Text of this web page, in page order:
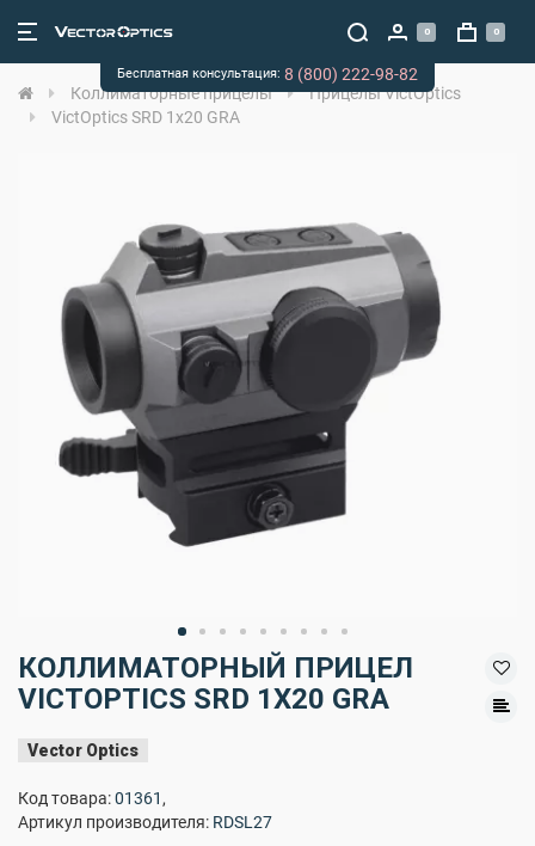
0 0
Коллиматорные прицелы
Прицелы VictOptics
VictOptics SRD 1x20 GRA
КОЛЛИМАТОРНЫЙ ПРИЦЕЛ
VICTOPTICS SRD 1X20 GRA
Vector Optics
Код товара:01361 ,
Артикул производителя: RDSL27
Бесплатная консультация: 8 (800) 222-98-82